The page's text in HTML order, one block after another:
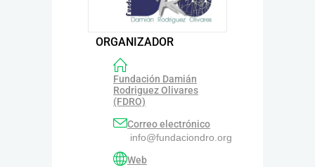
ORGANIZADOR
Fundación Damián
Rodriguez Olivares
(FDRO)
Correo electrónico
info@fundaciondro.org
Web